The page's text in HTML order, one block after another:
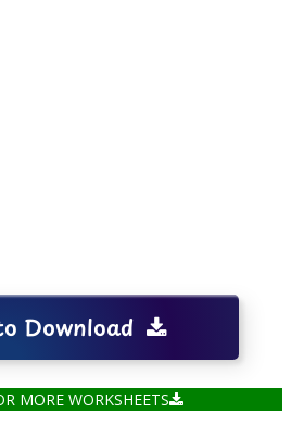
Download
MORE WORKSHEETS